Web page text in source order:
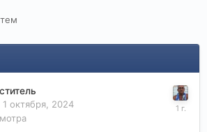
1 октября, 2024